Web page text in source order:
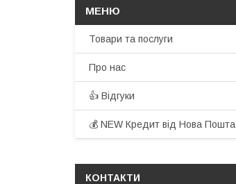
Товари та послуги
Про нас
👍 Відгуки
💰 NEW Кредит від Нова Пошта
КОНТАКТИ